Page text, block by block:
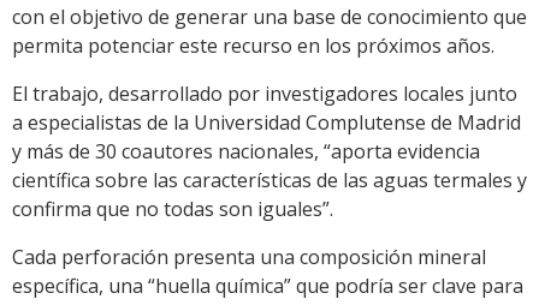
con el objetivo de generar una base de conocimiento que
permita potenciar este recurso en los próximos años.
El trabajo, desarrollado por investigadores locales junto
a especialistas de la Universidad Complutense de Madrid
y más de 30 coautores nacionales, “aporta evidencia
científica sobre las características de las aguas termales y
confirma que no todas son iguales”.
Cada perforación presenta una composición mineral
específica, una “huella química” que podría ser clave para